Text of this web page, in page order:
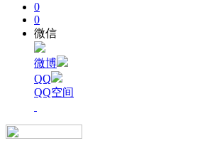
0
0
微信
微博
QQ
QQ空间